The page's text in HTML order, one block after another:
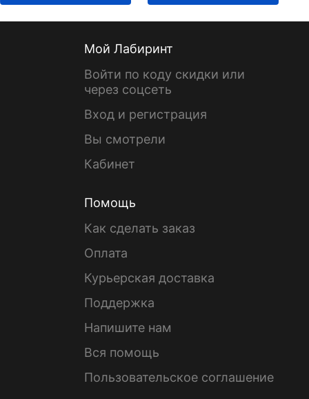
Мой Лабиринт
Войти по коду скидки или
через соцсеть
Вход и регистрация
Вы смотрели
Кабинет
Помощь
Как сделать заказ
Оплата
Курьерская доставка
Поддержка
Напишите нам
Вся помощь
Пользовательское соглашение